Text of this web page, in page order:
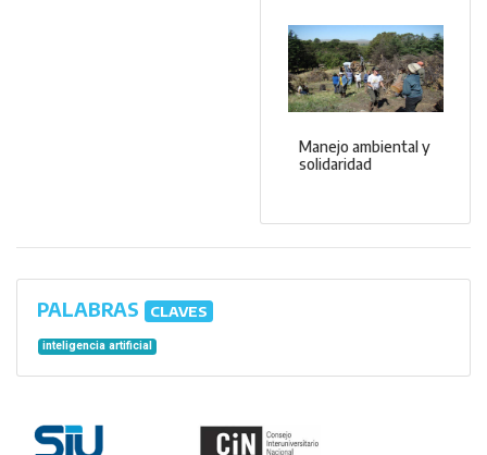
Manejo ambiental y
solidaridad
PALABRAS CLAVES
inteligencia artificial